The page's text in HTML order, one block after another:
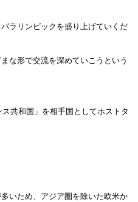
リンピックを盛り上げていくだ
形で交流を深めていこうという
和国」を相手国としてホストタ
ため、アジア圏を除いた欧米か